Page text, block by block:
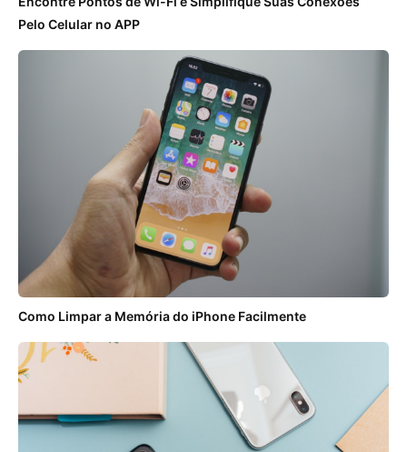
Pelo Celular no APP
Como Limpar a Memória do iPhone Facilmente